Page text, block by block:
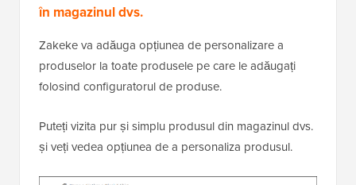
în magazinul dvs.
Zakeke va adăuga opțiunea de personalizare a
produselor la toate produsele pe care le adăugați
folosind configuratorul de produse.
Puteți vizita pur și simplu produsul din magazinul dvs.
și veți vedea opțiunea de a personaliza produsul.